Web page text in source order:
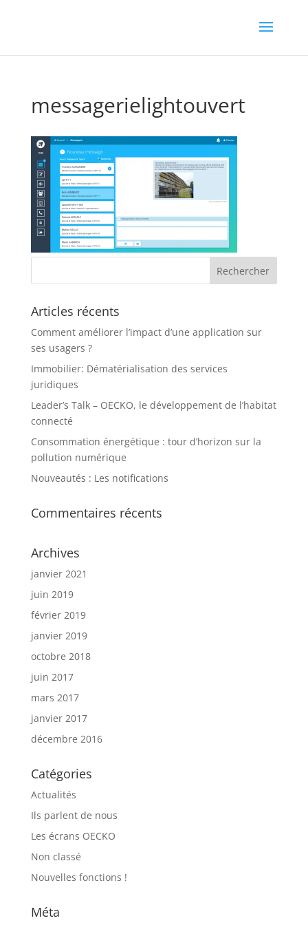
messagerielightouvert
Articles récents
Comment améliorer l’impact d’une application sur
ses usagers ?
Immobilier: Dématérialisation des services
juridiques
Leader’s Talk – OECKO, le développement de l’habitat
connecté
Consommation énergétique : tour d’horizon sur la
pollution numérique
Nouveautés : Les notifications
Commentaires récents
Archives
janvier 2021
juin 2019
février 2019
janvier 2019
octobre 2018
juin 2017
mars 2017
janvier 2017
décembre 2016
Catégories
Actualités
Ils parlent de nous
Les écrans OECKO
Non classé
Nouvelles fonctions !
Méta